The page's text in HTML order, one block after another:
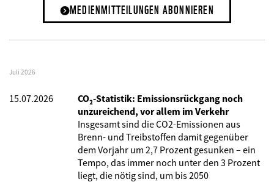
MEDIENMITTEILUNGEN ABONNIEREN
Juli 2026
15.07.2026
CO₂-Statistik: Emissionsrückgang noch
unzureichend, vor allem im Verkehr
Insgesamt sind die CO2-Emissionen aus
Brenn- und Treibstoffen damit gegenüber
dem Vorjahr um 2,7 Prozent gesunken – ein
Tempo, das immer noch unter den 3 Prozent
liegt, die nötig sind, um bis 2050